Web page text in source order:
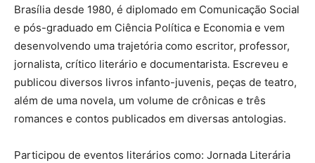
Brasília desde 1980, é diplomado em Comunicação Social
e pós-graduado em Ciência Política e Economia e vem
desenvolvendo uma trajetória como escritor, professor,
jornalista, crítico literário e documentarista. Escreveu e
publicou diversos livros infanto-juvenis, peças de teatro,
além de uma novela, um volume de crônicas e três
romances e contos publicados em diversas antologias.
Participou de eventos literários como: Jornada Literária